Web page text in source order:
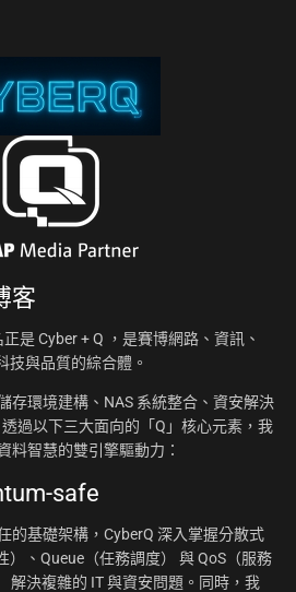
客
是 Cyber + Q ，是賽博網路、資訊、
技與品質的綜合體。
存環境建構、NAS 系統整合、資安解決
過以下三大面向的「Q」核心元素，我
料智慧的雙引擎驅動力：
safe
的基礎架構，CyberQ 深入掌握分散式
）、Queue（任務調度） 與 QoS（服務
解決複雜的 IT 與資安問題。同時，我